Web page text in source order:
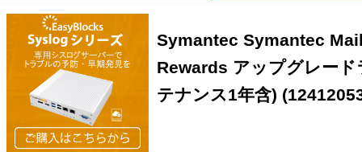
Symantec Symantec
Rewards アップグレー
テナンス1年含)